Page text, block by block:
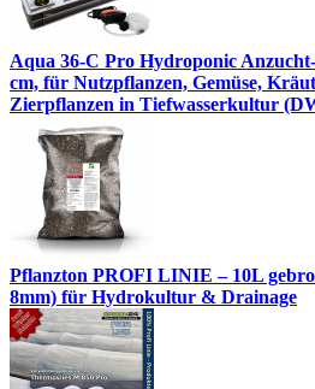
Aqua 36-C Pro Hydroponic
cm, für Nutzpflanzen, Gemüse,
Zierpflanzen in Tiefwasserkultur
Pflanzton PROFI LINIE – 10L
8mm) für Hydrokultur & Drainage